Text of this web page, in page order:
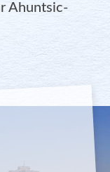
Ahuntsic-